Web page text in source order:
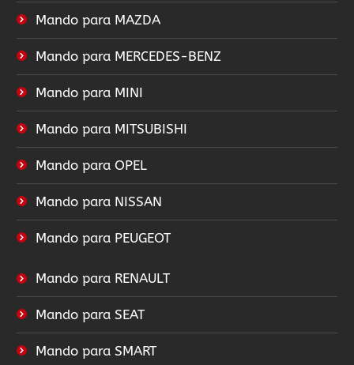
Mando para MAZDA
Mando para MERCEDES-BENZ
Mando para MINI
Mando para MITSUBISHI
Mando para OPEL
Mando para NISSAN
Mando para PEUGEOT
Mando para RENAULT
Mando para SEAT
Mando para SMART